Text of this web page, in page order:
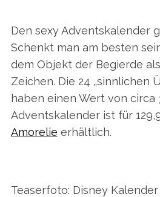
Den sexy Adventskalender
Schenkt man am besten
dem Objekt der Begierde
Zeichen. Die 24 „sinnlichen
haben einen Wert von circa
Adventskalender ist für
Amorelie erhältlich.
Teaserfoto: Disney